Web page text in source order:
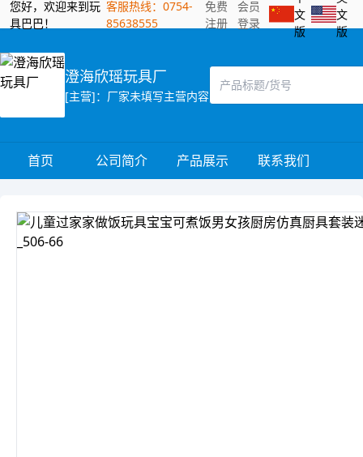
您好，欢迎来到玩
具巴巴！
客服热线：0754-
85638555
免费
注册
会员
登录
文
版
文
版
澄海欣瑶玩具厂
[主营]：厂家未填写主营内容
首页 公司简介 产品展示 联系我们